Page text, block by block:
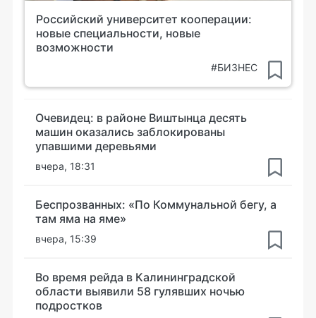
Российский университет кооперации:
новые специальности, новые
возможности
#БИЗНЕС
Очевидец: в районе Виштынца десять
машин оказались заблокированы
упавшими деревьями
вчера, 18:31
Беспрозванных: «По Коммунальной бегу, а
там яма на яме»
вчера, 15:39
Во время рейда в Калининградской
области выявили 58 гулявших ночью
подростков